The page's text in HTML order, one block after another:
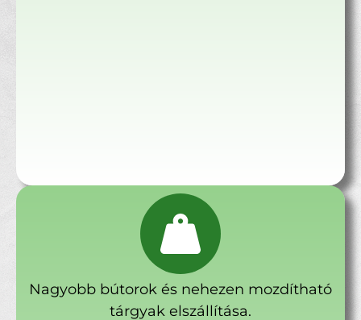
Nagyobb bútorok és nehezen mozdítható
tárgyak elszállítása.